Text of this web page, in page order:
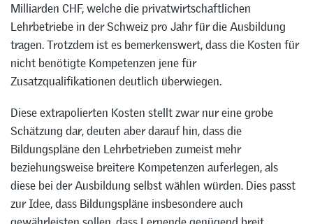
Milliarden CHF, welche die privatwirtschaftlichen
Lehrbetriebe in der Schweiz pro Jahr für die Ausbildung
tragen. Trotzdem ist es bemerkenswert, dass die Kosten für
nicht benötigte Kompetenzen jene für
Zusatzqualifikationen deutlich überwiegen.
Diese extrapolierten Kosten stellt zwar nur eine grobe
Schätzung dar, deuten aber darauf hin, dass die
Bildungspläne den Lehrbetrieben zumeist mehr
beziehungsweise breitere Kompetenzen auferlegen, als
diese bei der Ausbildung selbst wählen würden. Dies passt
zur Idee, dass Bildungspläne insbesondere auch